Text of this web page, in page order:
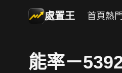
處置王 首頁 熱
能率－